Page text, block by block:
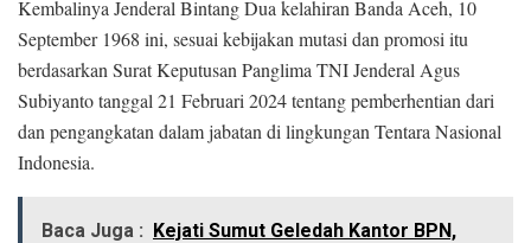
Kembalinya Jenderal Bintang Dua kelahiran Banda Aceh, 10
September 1968 ini, sesuai kebijakan mutasi dan promosi itu
berdasarkan Surat Keputusan Panglima TNI Jenderal Agus
Subiyanto tanggal 21 Februari 2024 tentang pemberhentian dari
dan pengangkatan dalam jabatan di lingkungan Tentara Nasional
Indonesia.
Baca Juga : Kejati Sumut Geledah Kantor BPN,